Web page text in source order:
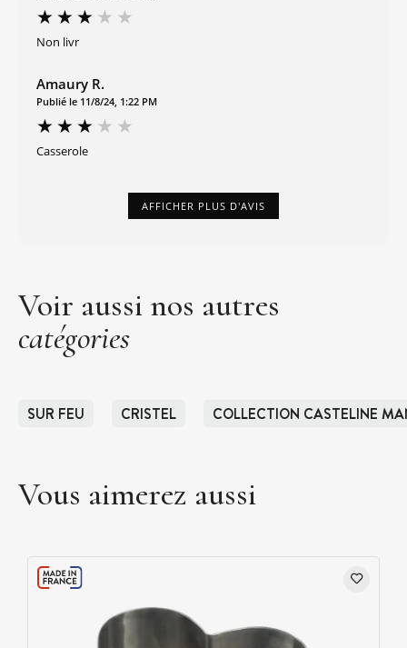
Non livr
Amaury R.
Publié le 11/8/24, 1:22 PM
Casserole
AFFICHER PLUS D'AVIS
Voir aussi nos autres
catégories
SUR FEU CRISTEL COLLECTION CASTELINE
Vous aimerez aussi